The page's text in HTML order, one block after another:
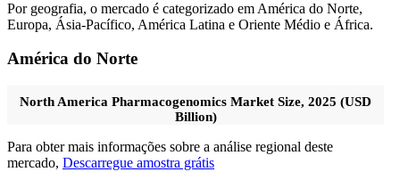
Por geografia, o mercado é categorizado em América do Norte,
Europa, Ásia-Pacífico, América Latina e Oriente Médio e África.
América do Norte
North America Pharmacogenomics Market Size, 2025 (USD
Billion)
Para obter mais informações sobre a análise regional deste
mercado, Descarregue amostra grátis